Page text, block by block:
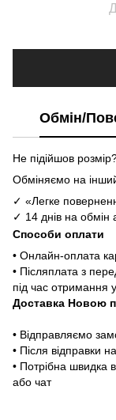
Обмін/
Не підійшов
Обміняємо на
✓ «Легке
✓ 14 днів на
Способи оплати
• Онлайн-оплата
• Післяплата з
під час отримання
Доставка Новою
• Відправляємо
• Після відправки
• Потрібна швидка
або чат